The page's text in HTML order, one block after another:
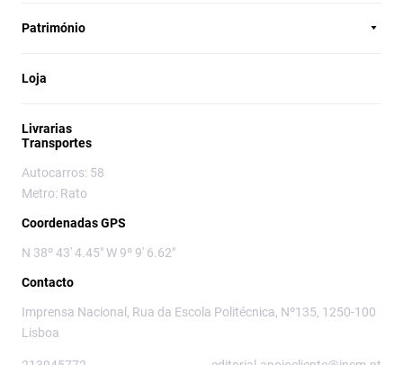
Património
Loja
Livrarias
Transportes
Autocarros: 58
Metro: Rato
Coordenadas GPS
N 38º 43' 4.45" W 9º 9' 6.62"
Contacto
Imprensa Nacional, Rua da Escola Politécnica, Nº135, 1250-100
Lisboa